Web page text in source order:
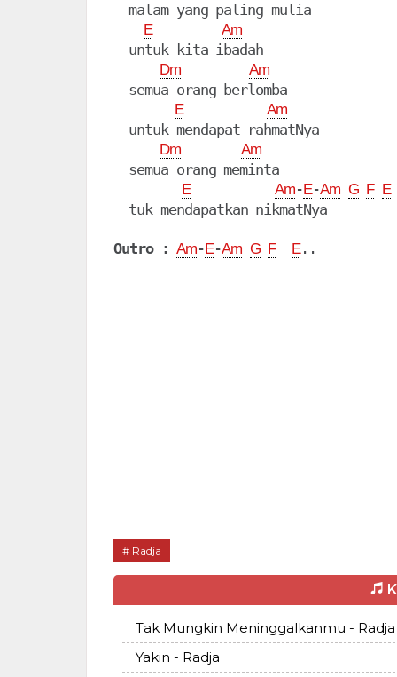
  malam yang paling mulia
E Am
  untuk kita ibadah
Dm Am
  semua orang berlomba
E Am
  untuk mendapat rahmatNya
Dm Am
  semua orang meminta
E Am-E-Am G F E
  tuk mendapatkan nikmatNya
Outro : Am-E-Am G F E
Radja
Tak Mungkin Meninggalkanmu - Radja
Yakin - Radja